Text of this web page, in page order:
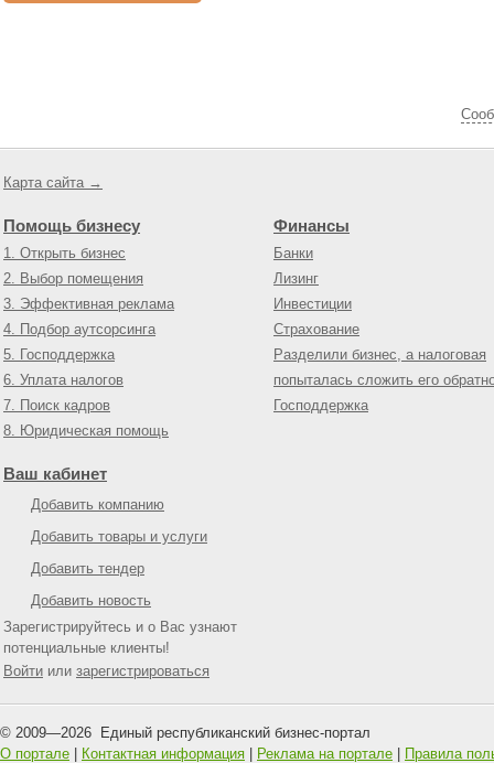
Карта сайта →
Помощь бизнесу
1. Открыть бизнес
2. Выбор помещения
3. Эффективная реклама
4. Подбор аутсорсинга
5. Господдержка
6. Уплата налогов
7. Поиск кадров
8. Юридическая помощь
Финансы
Банки
Лизинг
Инвестиции
Страхование
Разделили бизнес, а налоговая
попыталась сложить его
Господдержка
Ваш кабинет
Добавить компанию
Добавить товары и услуги
Добавить тендер
Добавить новость
Зарегистрируйтесь и о Вас узнают
потенциальные клиенты!
Войти или зарегистрироваться
© 2009—2026 Единый республиканский бизнес-портал
О портале
Контактная информация Реклама на портале Правила